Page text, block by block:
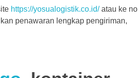
https://yosualogistik.co.id/atau ke no
penawaran lengkap pengiriman,